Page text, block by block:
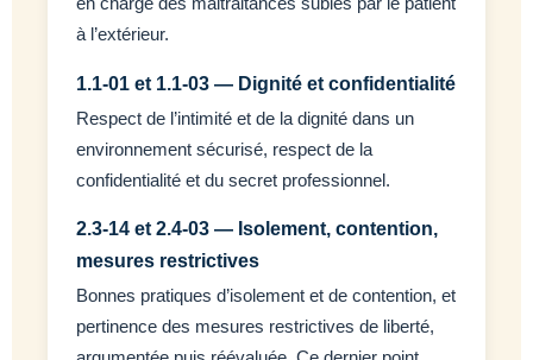
à l’extérieur.
1.1-01 et 1.1-03 — Dignité et confidentialité
Respect de l’intimité et de la dignité dans un
environnement sécurisé, respect de la
confidentialité et du secret professionnel.
2.3-14 et 2.4-03 — Isolement, contention,
mesures restrictives
Bonnes pratiques d’isolement et de contention, et
pertinence des mesures restrictives de liberté,